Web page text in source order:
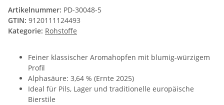
Artikelnummer: PD-30048-5
GTIN: 9120111124493
Kategorie: Rohstoffe
Feiner klassischer Aromahopfen mit blumig-würzigem
Profil
Alphasäure: 3,64 % (Ernte 2025)
Ideal für Pils, Lager und traditionelle europäische
Bierstile